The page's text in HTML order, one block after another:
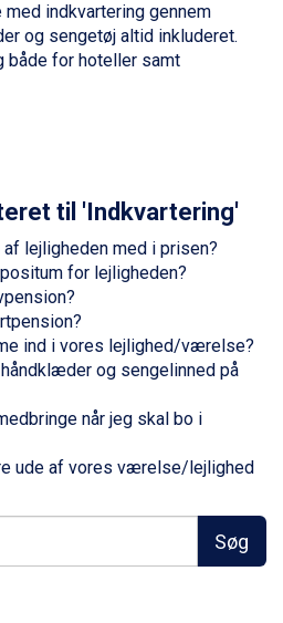
6.145
4.745
4.045
4.195
5.395
5.495
3.795
6.145
med indkvartering gennem
og sengetøj altid inkluderet.
for hoteller samt
til 'Indkvartering'
lejligheden med i prisen?
for lejligheden?
ind i vores lejlighed/værelse?
og sengelinned på
når jeg skal bo i
ude af vores værelse/lejlighed
Søg